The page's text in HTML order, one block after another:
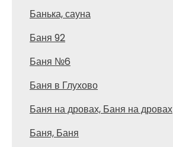
Банька, сауна
Баня 92
Баня №6
Баня в Глухово
Баня на дровах, Баня на дровах
Баня, Баня